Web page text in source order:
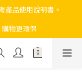
產品使用說明書。
物更環保